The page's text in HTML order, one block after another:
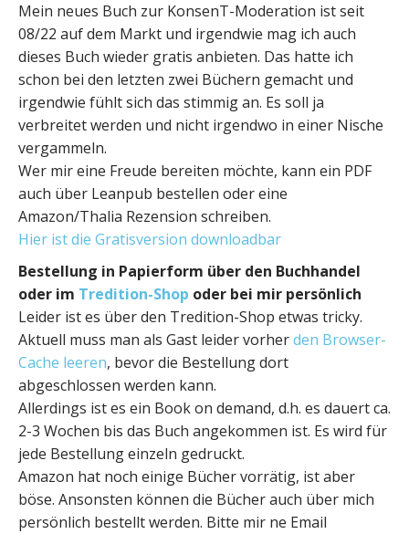
Mein neues Buch zur KonsenT-Moderation ist seit
08/22 auf dem Markt und irgendwie mag ich auch
dieses Buch wieder gratis anbieten. Das hatte ich
schon bei den letzten zwei Büchern gemacht und
irgendwie fühlt sich das stimmig an. Es soll ja
verbreitet werden und nicht irgendwo in einer Nische
vergammeln.
Wer mir eine Freude bereiten möchte, kann ein PDF
auch über Leanpub bestellen oder eine
Amazon/Thalia Rezension schreiben.
Hier ist die Gratisversion downloadbar
Bestellung in Papierform über den Buchhandel
oder im Tredition-Shop oder bei mir persönlich
Leider ist es über den Tredition-Shop etwas tricky.
Aktuell muss man als Gast leider vorherden Browser-
Cache leeren, bevor die Bestellung dort
abgeschlossen werden kann.
Allerdings ist es ein Book on demand, d.h. es dauert ca.
2-3 Wochen bis das Buch angekommen ist. Es wird für
jede Bestellung einzeln gedruckt.
Amazon hat noch einige Bücher vorrätig, ist aber
böse. Ansonsten können die Bücher auch über mich
persönlich bestellt werden. Bitte mir ne Email